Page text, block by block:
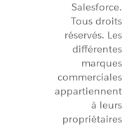
Salesforce.
Tous droits
réservés. Les
différentes
marques
commerciales
appartiennent
à leurs
propriétaires